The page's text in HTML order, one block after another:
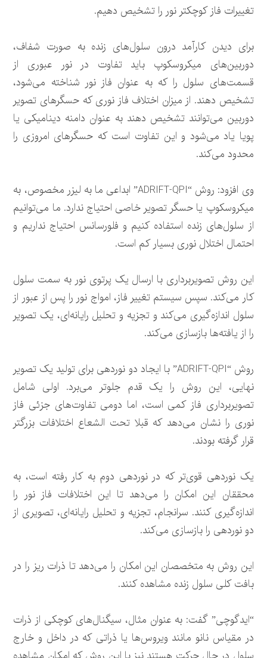
تغییرات فاز کوچکتر نور را تشخیص دهیم.
برای دیدن کارآمد درون سلول‌های زنده به صورت شفاف،
دوربین‌های میکروسکوپ باید تفاوت در نور عبوری از
قسمت‌های سلول را که به عنوان فاز نور شناخته می‌شود،
تشخیص دهند. از میزان اختلاف فاز نوری که حسگرهای تصویر
دوربین می‌توانند تشخیص دهند به عنوان دامنه دینامیکی یا
پویا یاد می‌شود و این تفاوت است که حسگرهای امروزی را
محدود می‌کند.
وی افزود: روش “ADRIFT-QPI” ابداعی ما به لیزر مخصوص، به
میکروسکوپ یا حسگر تصویر خاصی احتیاج ندارد. ما می‌توانیم
از سلول‌های زنده استفاده کنیم و فلورسانس احتیاج نداریم و
احتمال اختلال نوری بسیار کم است.
این روش تصویربرداری با ارسال یک پرتوی نور به سمت سلول
کار می‌کند. سپس سیستم تغییر فاز، امواج نور را پس از عبور از
سلول اندازه‌گیری می‌کند و تجزیه و تحلیل رایانه‌ای، یک تصویر
را از یافته‌ها بازسازی می‌کند.
روش “ADRIFT-QPI” با ایجاد دو نوردهی برای تولید یک تصویر
نهایی، این روش را یک قدم جلوتر می‌برد. اولی شامل
تصویربرداری فاز کمی است، اما دومی تفاوت‌های جزئی فاز
نوری را نشان می‌دهد که قبلا تحت الشعاع اختلافات بزرگتر
قرار گرفته بودند.
یک نوردهی قوی‌تر که در نوردهی دوم به کار رفته است، به
محققان این امکان را می‌دهد تا این اختلافات فاز نور را
اندازه‌گیری کنند. سرانجام، تجزیه و تحلیل رایانه‌ای، تصویری از
دو نوردهی را بازسازی می‌کند.
این روش به متخصصان این امکان را می‌دهد تا ذرات ریز را در
بافت کلی سلول زنده مشاهده کنند.
“ایدگوچی” گفت: به عنوان مثال، سیگنال‌های کوچکی از ذرات
در مقیاس نانو مانند ویروس‌ها یا ذراتی که در داخل و خارج